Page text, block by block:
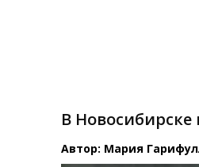
В
Автор: Мария